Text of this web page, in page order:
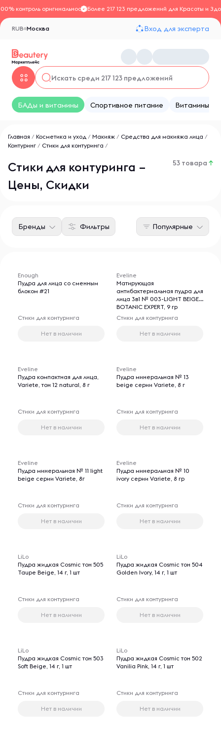
контроль оригинальностиБолее 217 123 предложений для Красоты и
Москва
RUB Вход для эксперта
БАДы и витамины Спортивное питание Витамины
Главная / Косметика и уход / Макияж / Средства для макияжа лица /
Контуринг / Стики для контуринга /
Стики для контуринга –
Цены, Скидки
53 товара ↑
Фильтры
Бренды Популярные
Enough
Пудра для лица со сменным
блоком #21
Стики для контуринга
Нет в наличии
Eveline
Матирующая
антибактериальная пудра для
лица 3в1 № 003-LIGHT BEIGE
BOTANIC EXPERT, 9 гр
Стики для контуринга
Нет в наличии
Eveline
Пудра компактная для лица,
Variete, тон 12 natural, 8 г
Стики для контуринга
Нет в наличии
Eveline
Пудра минеральная № 13
beige серии Variete, 8 г
Стики для контуринга
Нет в наличии
Eveline
Пудра минеральная № 11 light
beige серии Variete, 8г
Стики для контуринга
Нет в наличии
Eveline
Пудра минеральная № 10
ivory серии Variete, 8 гр
Стики для контуринга
Нет в наличии
LiLo
Пудра жидкая Cosmic тон 505
Taupe Beige, 14 г, 1 шт
Стики для контуринга
Нет в наличии
LiLo
Пудра жидкая Cosmic тон 504
Golden Ivory, 14 г, 1 шт
Стики для контуринга
Нет в наличии
LiLo
Пудра жидкая Cosmic тон 503
Soft Beige, 14 г, 1 шт
Стики для контуринга
Нет в наличии
LiLo
Пудра жидкая Cosmic тон 502
Vanilia Pink, 14 г, 1 шт
Стики для контуринга
Нет в наличии